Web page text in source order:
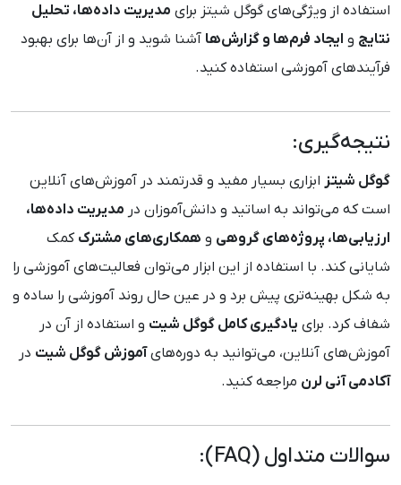
استفاده از ویژگی‌های گوگل شیتز برای مدیریت داده‌ها، تحلیل
نتایج و ایجاد فرم‌ها و گزارش‌ها آشنا شوید و از آن‌ها برای بهبود
فرآیندهای آموزشی استفاده کنید.
نتیجه‌گیری:
گوگل شیتز ابزاری بسیار مفید و قدرتمند در آموزش‌های آنلاین
است که می‌تواند به اساتید و دانش‌آموزان در مدیریت داده‌ها،
ارزیابی‌ها، پروژه‌های گروهی و همکاری‌های مشترک کمک
شایانی کند. با استفاده از این ابزار می‌توان فعالیت‌های آموزشی را
به شکل بهینه‌تری پیش برد و در عین حال روند آموزشی را ساده و
شفاف کرد. برای یادگیری کامل گوگل شیت و استفاده از آن در
آموزش‌های آنلاین، می‌توانید به دوره‌هایآموزش گوگل شیت در
آکادمی آنی لرن مراجعه کنید.
سوالات متداول (FAQ):